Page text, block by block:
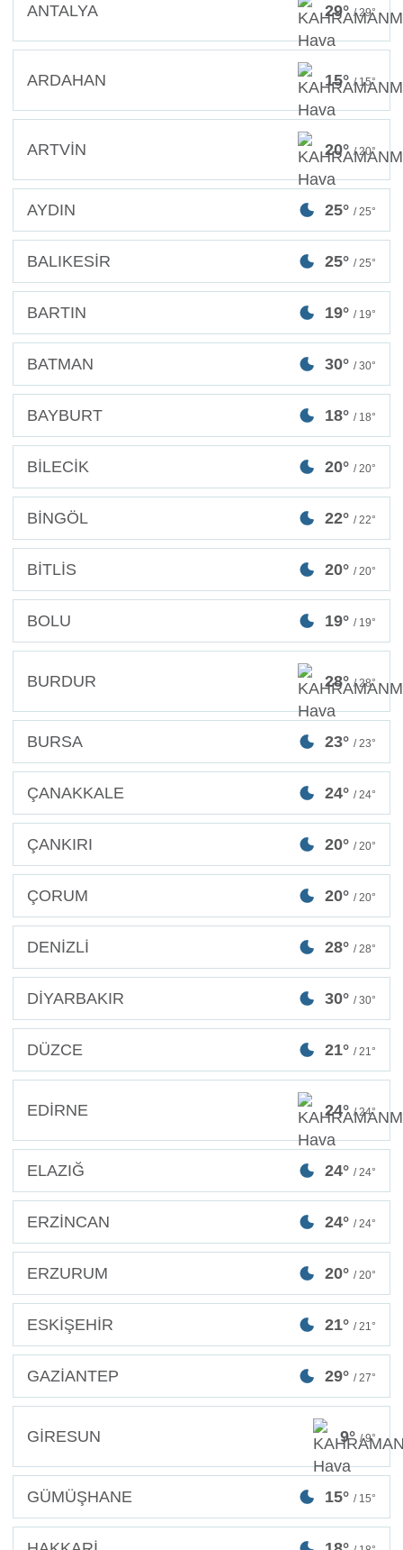
ANTALYA 29° / 29°
ARDAHAN 15° / 15°
ARTVİN 20° / 20°
AYDIN 25° / 25°
BALIKESİR 25° / 25°
BARTIN 19° / 19°
BATMAN 30° / 30°
BAYBURT 18° / 18°
BİLECİK 20° / 20°
BİNGÖL 22° / 22°
BİTLİS 20° / 20°
BOLU 19° / 19°
BURDUR 28° / 28°
BURSA 23° / 23°
ÇANAKKALE 24° / 24°
ÇANKIRI 20° / 20°
ÇORUM 20° / 20°
DENİZLİ 28° / 28°
DİYARBAKIR 30° / 30°
DÜZCE 21° / 21°
EDİRNE 24° / 24°
ELAZIĞ 24° / 24°
ERZİNCAN 24° / 24°
ERZURUM 20° / 20°
ESKİŞEHİR 21° / 21°
GAZİANTEP 29° / 27°
GİRESUN 9° / 9°
GÜMÜŞHANE 15° / 15°